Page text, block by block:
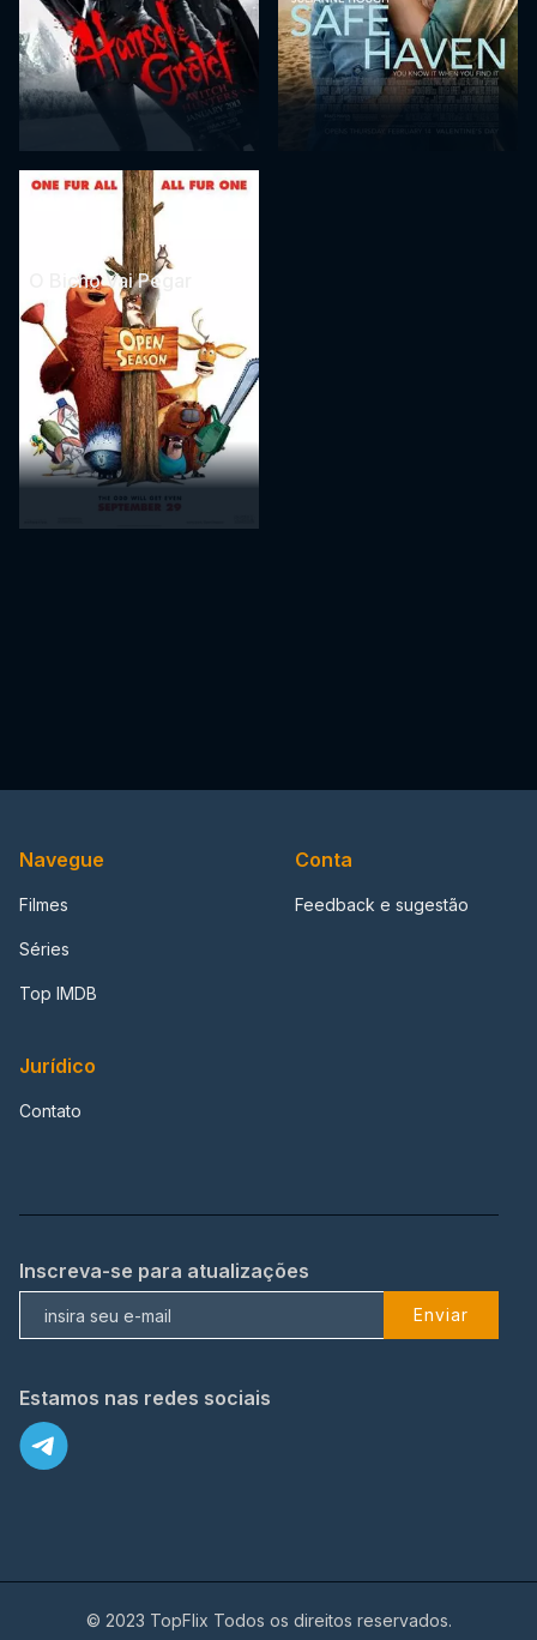
O Bicho Vai Pegar
Navegue
Filmes
Séries
Top IMDB
Conta
Feedback e sugestão
Jurídico
Contato
Inscreva-se para atualizações
Enviar
Estamos nas redes sociais
© 2023 TopFlix Todos os direitos reservados.